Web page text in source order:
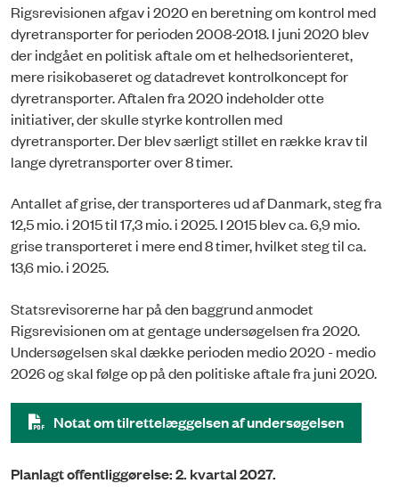
Rigsrevisionen afgav i 2020 en beretning om kontrol med
dyretransporter for perioden 2008-2018. I juni 2020 blev
der indgået en politisk aftale om et helhedsorienteret,
mere risikobaseret og datadrevet kontrolkoncept for
dyretransporter. Aftalen fra 2020 indeholder otte
initiativer, der skulle styrke kontrollen med
dyretransporter. Der blev særligt stillet en række krav til
lange dyretransporter over 8 timer.
Antallet af grise, der transporteres ud af Danmark, steg fra
12,5 mio. i 2015 til 17,3 mio. i 2025. I 2015 blev ca. 6,9 mio.
grise transporteret i mere end 8 timer, hvilket steg til ca.
13,6 mio. i 2025.
Statsrevisorerne har på den baggrund anmodet
Rigsrevisionen om at gentage undersøgelsen fra 2020.
Undersøgelsen skal dække perioden medio 2020 - medio
2026 og skal følge op på den politiske aftale fra juni 2020.
Notat om tilrettelæggelsen af undersøgelsen
Planlagt offentliggørelse: 2. kvartal 2027.